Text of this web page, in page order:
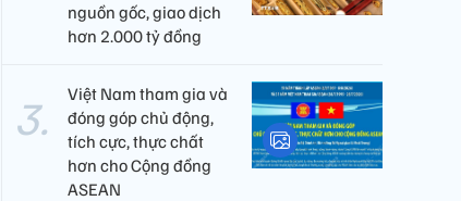
nguồn gốc, giao dịch
hơn 2.000 tỷ đồng
Việt Nam tham gia và
đóng góp chủ động,
tích cực, thực chất
hơn cho Cộng đồng
ASEAN